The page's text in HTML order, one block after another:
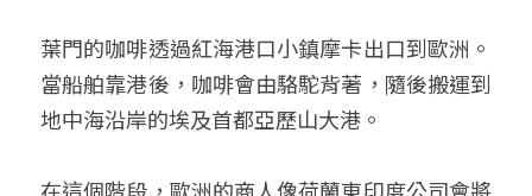
葉門的咖啡透過紅海港口小鎮摩卡出口到歐洲。
當船舶靠港後，咖啡會由駱駝背著，隨後搬運到
地中海沿岸的埃及首都亞歷山大港。